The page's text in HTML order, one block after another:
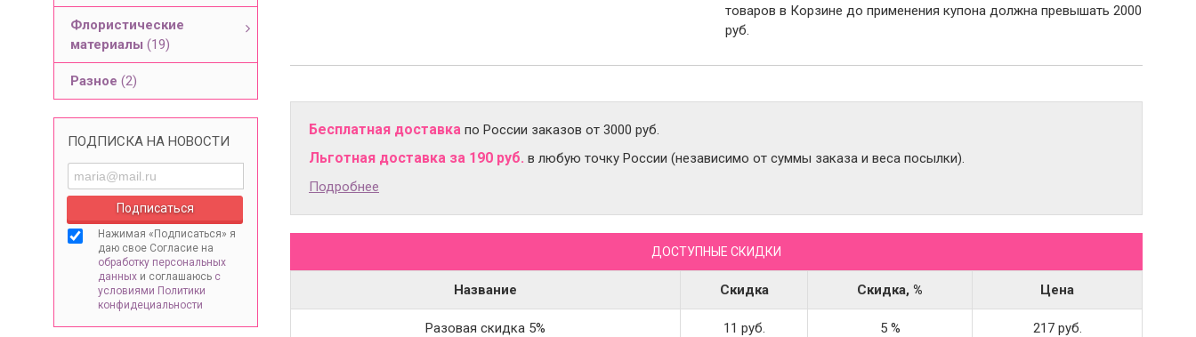
Флористические
материалы (19)
Разное (2)
ПОДПИСКА НА НОВОСТИ
Нажимая «Подписаться» я
даю свое Согласие на
обработку персональных
данных и соглашаюсь с
условиями Политики
конфидециальности
товаров в Корзине до применения купона должна превышать 2000
руб.
Бесплатная доставка по России заказов от 3000 руб.
Льготная доставка за 190 руб. в любую точку России (независимо от суммы заказа и веса посылки).
Подробнее
ДОСТУПНЫЕ СКИДКИ
Название Скидка Скидка, % Цена
Разовая скидка 5% 11 руб. 5 % 217 руб.